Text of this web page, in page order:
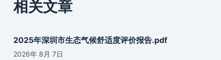
相关文章
2025年深圳市生态气候舒适度评价报告.pdf
2026年 8月 7日